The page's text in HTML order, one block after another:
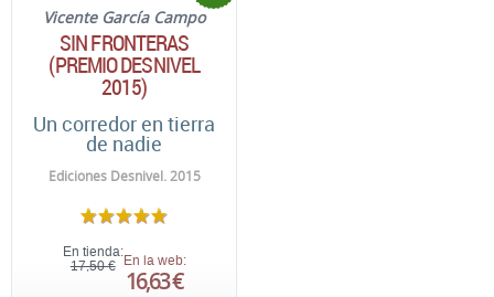
Vicente García Campo
SIN FRONTERAS
(PREMIO DESNIVEL
2015)
Un corredor en tierra
de nadie
Ediciones Desnivel. 2015
En tienda:
17,50 € En la web:
16,63 €